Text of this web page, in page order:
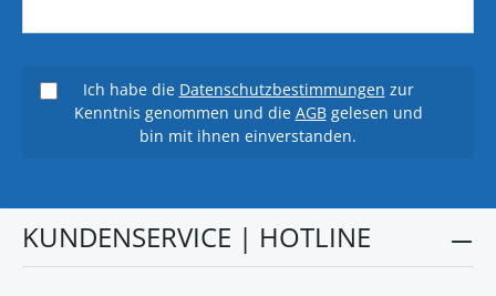
Ich habe die Datenschutzbestimmungen zur
Kenntnis genommen und die AGBgelesen und
bin mit ihnen einverstanden.
KUNDENSERVICE | HOTLINE